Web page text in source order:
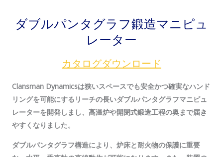
ダブルパンタグラフ鍛造マニピュ
レーター
カタログダウンロード
Clansman Dynamicsは狭いスペースでも安全かつ確実なハンド
リングを可能にするリーチの長いダブルパンタグラフマニピュ
レーターを開発しまし、高温炉や開閉式鍛造工程の奥まで届き
やすくなりました。
ダブルパンタグラフ構造により、炉床と耐火物の保護に重要